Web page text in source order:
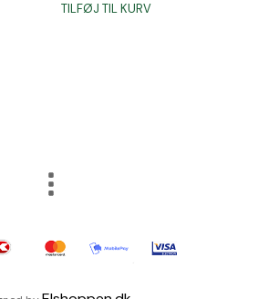
pris
TILFØJ TIL KURV